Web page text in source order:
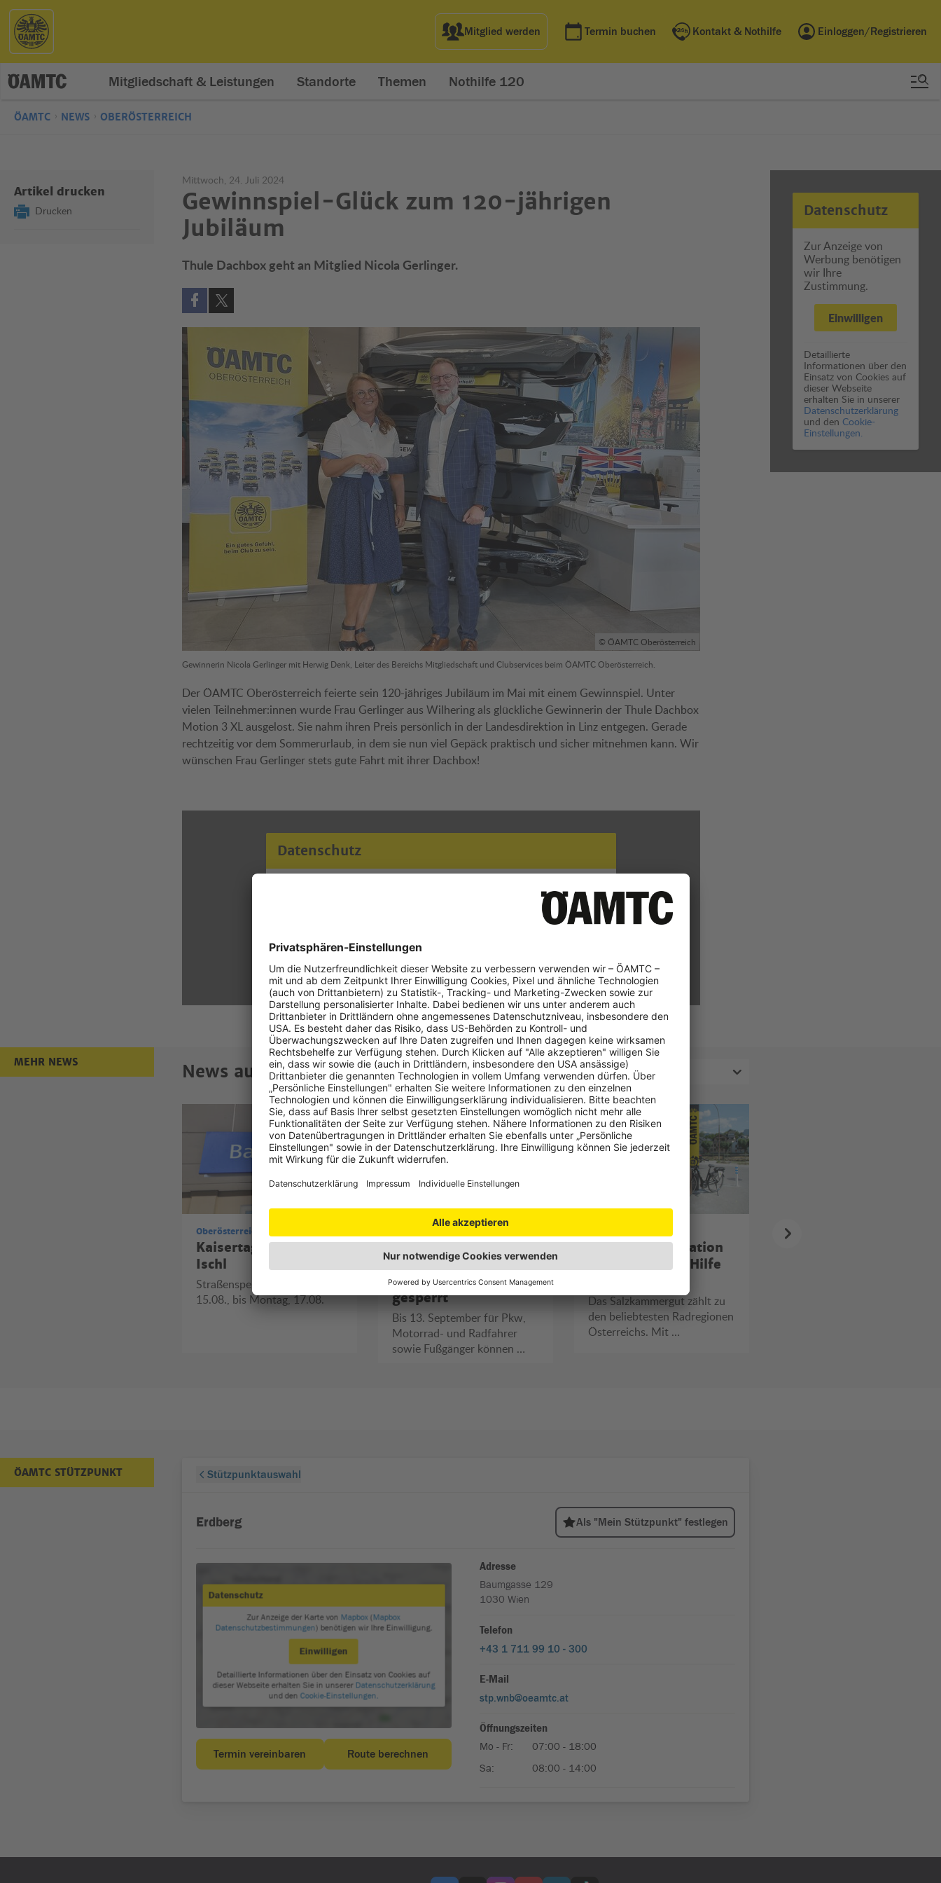
Mitglied werden Termin buchen Kontakt & Nothilfe Einloggen/Registrieren
Mitgliedschaft & Leistungen Standorte Themen Nothilfe 120
ÖAMTC NEWS OBERÖSTERREICH
Datenschutz
Zur Anzeige von
Werbung benötigen
wir Ihre
Zustimmung.
Einwilligen
Detaillierte
Informationen über den
Einsatz von Cookies auf
dieser Webseite
erhalten Sie in unserer
Datenschutzerklärung
und den Cookie-
Einstellungen.
Artikel drucken
Drucken
Mittwoch, 24. Juli 2024
Gewinnspiel-Glück zum 120-jährigen
Jubiläum
Thule Dachbox geht an Mitglied Nicola Gerlinger.
Auf Facebook teilen (öffnet in neuem Fenster)
Auf X teilen (öffnet in neuem Fenster)
© ÖAMTC Oberösterreich
Gewinnerin Nicola Gerlinger mit Herwig Denk, Leiter des Bereichs Mitgliedschaft und Clubservices beim ÖAMTC Oberösterreich.
Der ÖAMTC Oberösterreich feierte sein 120-jähriges Jubiläum im Mai mit einem Gewinnspiel. Unter
vielen Teilnehmer:innen wurde Frau Gerlinger aus Wilhering als glückliche Gewinnerin der Thule Dachbox
Motion 3 XL ausgelost. Sie nahm ihren Preis persönlich in der Landesdirektion in Linz entgegen. Gerade
rechtzeitig vor dem Sommerurlaub, in dem sie nun viel Gepäck praktisch und sicher mitnehmen kann. Wir
wünschen Frau Gerlinger stets gute Fahrt mit ihrer Dachbox!
Datenschutz
Detaillierte Informationen über den Einsatz von Cookies auf dieser Webseite
erhalten Sie in unsererDatenschutzerklärung und denCookie-Einstellungen.
MEHR NEWS News aus Oberösterreich
Kaisertage in Bad Ischl
Oberösterreich
Kaisertage in Bad
Ischl
Straßensperren vom Samstag,
15.08., bis Montag, 17.08.
Kraftwerksbrücke
Wallsee-
Mitterkirchen
gesperrt
Bis 13. September für Pkw,
Motorrad- und Radfahrer
sowie Fußgänger können …
Neue Fahrradstation
bietet schnelle Hilfe
Das Salzkammergut zählt zu
den beliebtesten Radregionen
Österreichs. Mit …
Oberösterreich
ÖAMTC STÜTZPUNKT